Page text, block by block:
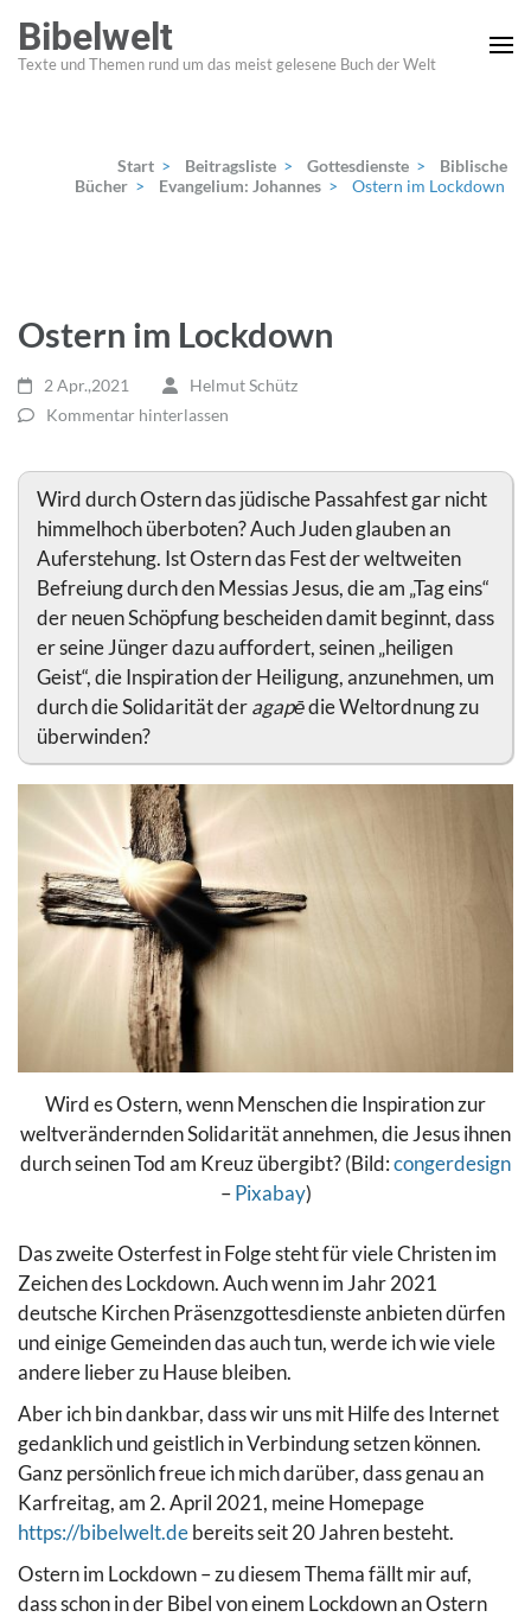
Inhalt
springen
Bibelwelt
Texte und Themen rund um das meist gelesene Buch der Welt
Start > Beitragsliste > Gottesdienste >
Biblische
Bücher > Evangelium: Johannes > Ostern im Lockdown
Ostern im Lockdown
2 Apr.,2021
Helmut Schütz
Kommentar hinterlassen
Wird durch Ostern das jüdische Passahfest gar nicht
himmelhoch überboten? Auch Juden glauben an
Auferstehung. Ist Ostern das Fest der weltweiten
Befreiung durch den Messias Jesus, die am „Tag eins“
der neuen Schöpfung bescheiden damit beginnt, dass
er seine Jünger dazu auffordert, seinen „heiligen
Geist“, die Inspiration der Heiligung, anzunehmen, um
durch die Solidarität deragapēdie Weltordnung zu
überwinden?
Wird es Ostern, wenn Menschen die Inspiration zur
weltverändernden Solidarität annehmen, die Jesus ihnen
durch seinen Tod am Kreuz übergibt? (Bild:congerdesign
–Pixabay)
Das zweite Osterfest in Folge steht für viele Christen im
Zeichen des Lockdown. Auch wenn im Jahr 2021
deutsche Kirchen Präsenzgottesdienste anbieten dürfen
und einige Gemeinden das auch tun, werde ich wie viele
andere lieber zu Hause bleiben.
Aber ich bin dankbar, dass wir uns mit Hilfe des Internet
gedanklich und geistlich in Verbindung setzen können.
Ganz persönlich freue ich mich darüber, dass genau an
Karfreitag, am 2. April 2021, meine Homepage
https://bibelwelt.debereits seit 20 Jahren besteht.
Ostern im Lockdown – zu diesem Thema fällt mir auf,
dass schon in der Bibel von einem Lockdown an Ostern